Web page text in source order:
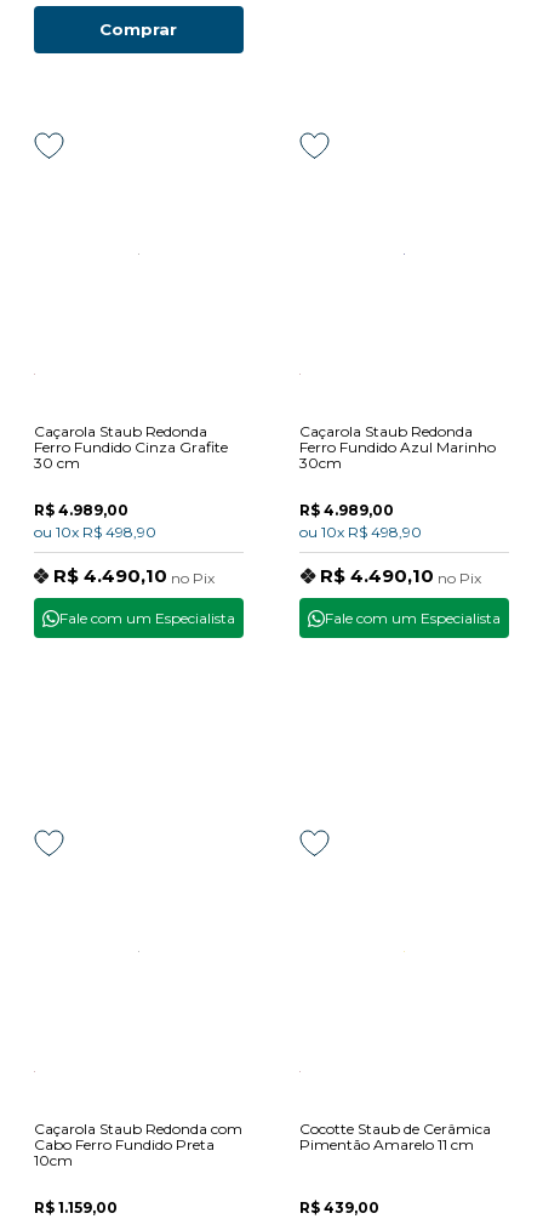
Comprar
Caçarola Staub Redonda
Ferro Fundido Cinza Grafite
30 cm
R$ 4.989,00
ou 10x R$ 498,90
R$ 4.490,10 no Pix
Fale com um Especialista
Caçarola Staub Redonda
Ferro Fundido Azul Marinho
30cm
R$ 4.989,00
ou 10x R$ 498,90
R$ 4.490,10 no Pix
Fale com um Especialista
Caçarola Staub Redonda com
Cabo Ferro Fundido Preta
10cm
R$ 1.159,00
Cocotte Staub de Cerâmica
Pimentão Amarelo 11 cm
R$ 439,00